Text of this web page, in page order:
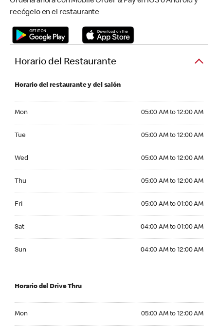
recógelo en el restaurante
Horario del Restaurante
Horario del restaurante y del salón
Mon 05:00 AM to 12:00 AM
Tue 05:00 AM to 12:00 AM
Wed 05:00 AM to 12:00 AM
Thu 05:00 AM to 12:00 AM
Fri 05:00 AM to 01:00 AM
Sat 04:00 AM to 01:00 AM
Sun 04:00 AM to 12:00 AM
Horario del Drive Thru
Mon 05:00 AM to 12:00 AM